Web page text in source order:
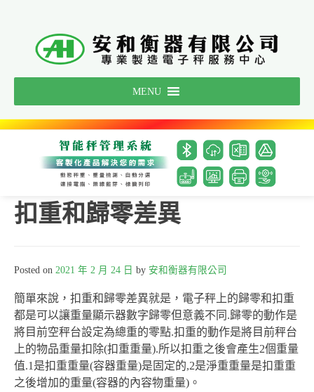
MENU
扣重和歸零差異
Posted on 2021 年 2 月 24 日 by 安和衡器有限公司
簡單來說，扣重和歸零差異就是，電子秤上的歸零和扣重
都是可以讓重量顯示器數字歸零但意義不同.歸零的動作是
將目前空秤台設定為總重的零點.扣重的動作是將目前秤台
上的物品重量扣除(扣重重量).所以扣重之後會產生2個重量
值.1是扣重重量(容器重量)是固定的,2是淨重重量是扣重重
之後增加的重量(容器的內容物重量)。